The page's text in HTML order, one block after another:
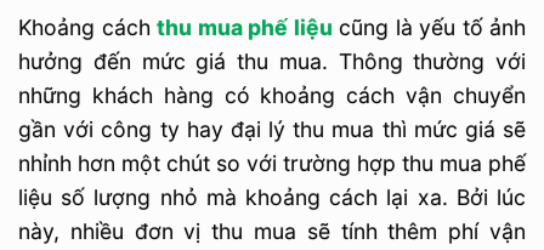
Khoảng cách thu mua phế liệu cũng là yếu tố ảnh
hưởng đến mức giá thu mua. Thông thường với
những khách hàng có khoảng cách vận chuyển
gần với công ty hay đại lý thu mua thì mức giá sẽ
nhỉnh hơn một chút so với trường hợp thu mua phế
liệu số lượng nhỏ mà khoảng cách lại xa. Bởi lúc
này, nhiều đơn vị thu mua sẽ tính thêm phí vận